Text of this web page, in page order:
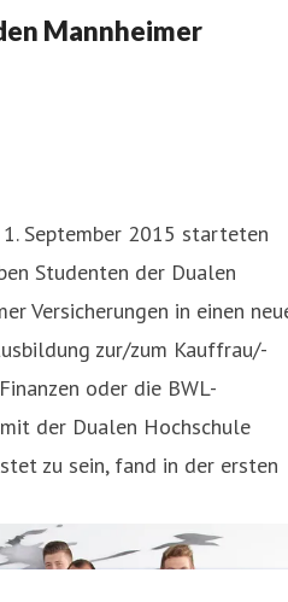
Mannheimer
September 2015 starteten
Studenten der Dualen
Versicherungen in einen
zur/zum Kauffrau/-
oder die BWL-
der Dualen Hochschule
zu sein, fand in der ersten